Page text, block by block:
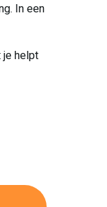
In een
je helpt